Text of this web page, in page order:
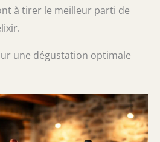
à tirer le meilleur parti de
une dégustation optimale